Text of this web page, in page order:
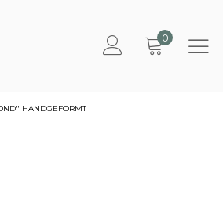
0
HANDGEFORMT